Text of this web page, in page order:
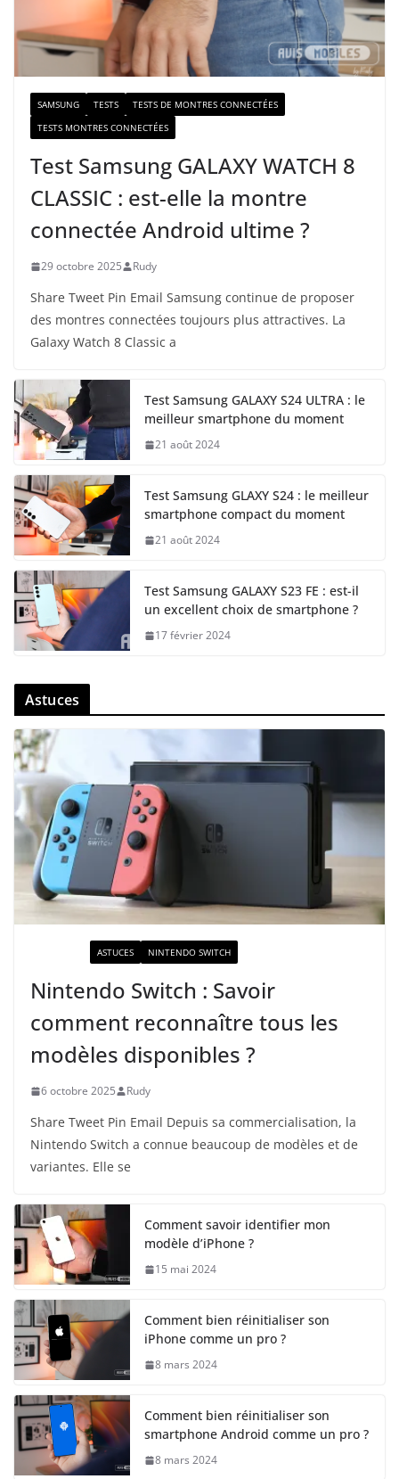
i
SAMSUNG TESTS
TESTS DE MONTRES CONNECTÉES
TESTS MONTRES CONNECTÉES
Test Samsung GALAXY WATCH 8
CLASSIC : est-elle la montre
connectée Android ultime ?
29 octobre 2025 Rudy
Share Tweet Pin Email Samsung continue de proposer
des montres connectées toujours plus attractives. La
Galaxy Watch 8 Classic a
Test Samsung GALAXY S24 ULTRA : le
meilleur smartphone du moment
21 août 2024
Test Samsung GLAXY S24 : le meilleur
smartphone compact du moment
21 août 2024
Test Samsung GALAXY S23 FE : est-il
un excellent choix de smartphone ?
17 février 2024
Astuces
ASTUCES NINTENDO SWITCH
Nintendo Switch : Savoir
comment reconnaître tous les
modèles disponibles ?
6 octobre 2025 Rudy
Share Tweet Pin Email Depuis sa commercialisation, la
Nintendo Switch a connue beaucoup de modèles et de
variantes. Elle se
Comment savoir identifier mon
modèle d’iPhone ?
15 mai 2024
Comment bien réinitialiser son
iPhone comme un pro ?
8 mars 2024
Comment bien réinitialiser son
smartphone Android comme un pro ?
8 mars 2024